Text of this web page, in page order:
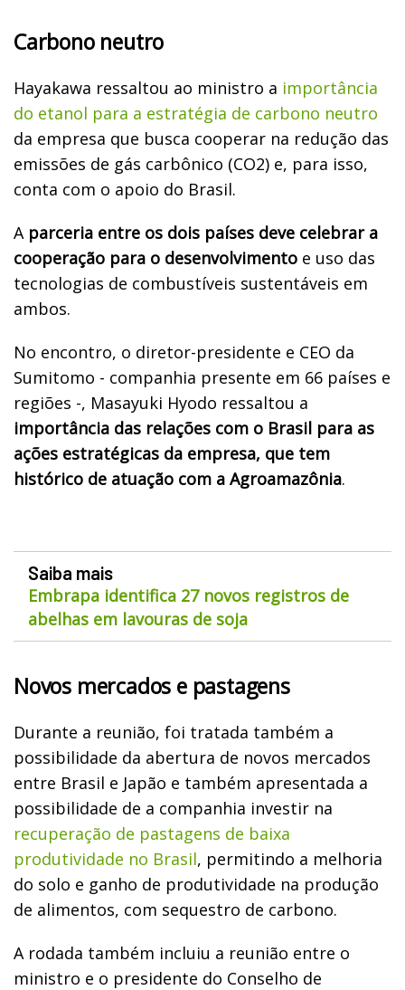
Carbono neutro
Hayakawa ressaltou ao ministro a importância
do etanol para a estratégia de carbono neutro
da empresa que busca cooperar na redução das
emissões de gás carbônico (CO2) e, para isso,
conta com o apoio do Brasil.
A parceria entre os dois países deve celebrar a
cooperação para o desenvolvimento e uso das
tecnologias de combustíveis sustentáveis em
ambos.
No encontro, o diretor-presidente e CEO da
Sumitomo - companhia presente em 66 países e
regiões -, Masayuki Hyodo ressaltou a
importância das relações com o Brasil para as
ações estratégicas da empresa, que tem
histórico de atuação com a Agroamazônia.
Saiba mais
Embrapa identifica 27 novos registros de
abelhas em lavouras de soja
Novos mercados e pastagens
Durante a reunião, foi tratada também a
possibilidade da abertura de novos mercados
entre Brasil e Japão e também apresentada a
possibilidade de a companhia investir na
recuperação de pastagens de baixa
produtividade no Brasil, permitindo a melhoria
do solo e ganho de produtividade na produção
de alimentos, com sequestro de carbono.
A rodada também incluiu a reunião entre o
ministro e o presidente do Conselho de